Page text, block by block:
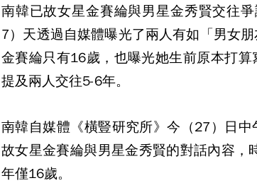
南韓已故女星金賽綸與男星金秀賢交往
7）天透過自媒體曝光了兩人有如「男女
金賽綸只有16歲，也曝光她生前原本打
提及兩人交往5-6年。
南韓自媒體《橫豎研究所》今（27）日
故女星金賽綸與男星金秀賢的對話內容，
年僅16歲。